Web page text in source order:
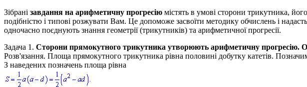
Зібрані завдання на арифметичну прогресію містять в умові сторони трикутника,
подібністю і типові розжувати Вам. Це допоможе засвоїти методику обчислень і
одночасно поєднують знання геометрії (трикутників) та арифметичної прогресії.
Задача 1. Сторони прямокутного трикутника утворюють арифметичну прогресію.
Розв'язання. Площа прямокутного трикутника рівна половині добутку катетів.
З наведених позначень площа рівна